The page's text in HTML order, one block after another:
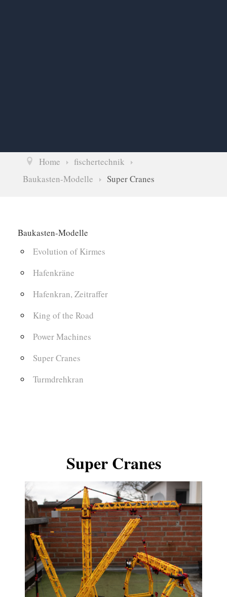
Home
fischertechnik
Baukasten-Modelle
Super Cranes
Baukasten-Modelle
Evolution of Kirmes
Hafenkräne
Hafenkran, Zeitraffer
King of the Road
Power Machines
Super Cranes
Turmdrehkran
Super Cranes